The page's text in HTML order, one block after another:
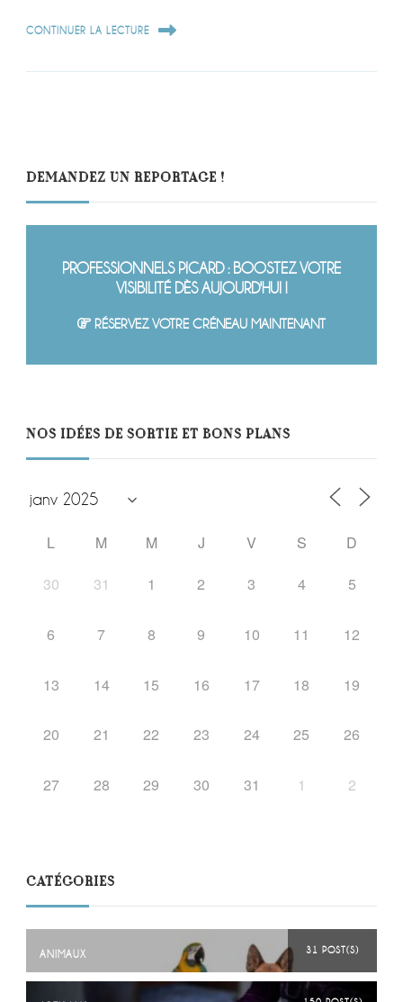
CONTINUER LA LECTURE
DEMANDEZ UN REPORTAGE !
PROFESSIONNELS PICARD : BOOSTEZ VOTRE
VISIBILITÉ DÈS AUJOURD'HUI !
RÉSERVEZ VOTRE CRÉNEAU MAINTENANT
NOS IDÉES DE SORTIE ET BONS PLANS
L M M J V S
D
30
31 1 2 3 4 5
6 7 8 9 10 11 12
13 14 15 16 17 18 19
20 21 22 23 24 25 26
27 28 29 30 31 1 2
CATÉGORIES
ANIMAUX 31 POST(S)